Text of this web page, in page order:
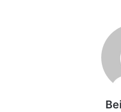
أميركي بالغ الأهمية عبَّر
بعد لقائه الرئيس عون،
ردًا على سؤال عن النقاط
معظم الأراضي اللبنانية ما